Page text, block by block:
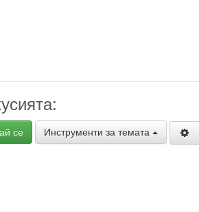
се Инструменти за темата